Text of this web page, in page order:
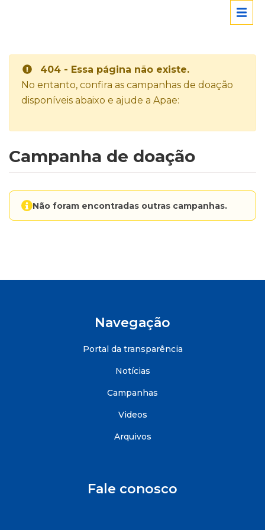
404 - Essa página não existe.
No entanto, confira as campanhas de doação
disponíveis abaixo e ajude a Apae:
Campanha de doação
Não foram encontradas outras campanhas.
Navegação
Portal da transparência
Notícias
Campanhas
Videos
Arquivos
Fale conosco